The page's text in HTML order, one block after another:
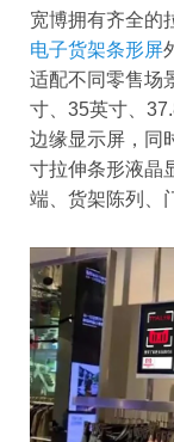
宽博拥有齐全的
电子货架条形屏
适配不同零售场
寸、35英寸、
边缘显示屏，同
寸拉伸条形液晶
端、货架陈列、